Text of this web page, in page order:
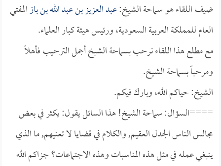
ضيف اللقاء هو سماحة الشيخ:عبد العزيز بن عبد الله بن بازالمفتي
العام للمملكة العربية السعودية، ورئيس هيئة كبار العلماء.
مع مطلع هذا اللقاء نرحب بسماحة الشيخ أجمل الترحيب فأهلاً
ومرحباً بسماحة الشيخ.
الشيخ: حياكم الله، وبارك فيكم.
====السؤال: سماحة الشيخ! هذا السائل يقول: يكثر في بعض
مجالس الناس الجدل العقيم, والكلام في قضايا لا تعنيهم, ما الذي
ينبغي عمله في مثل هذه المناسبات وهذه الاجتماعات؟ جزاكم الله